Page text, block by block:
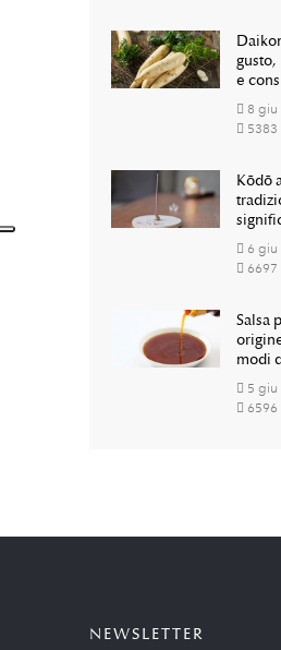
gusto,
e
8 giu
5383
Kōdō
6 giu
6697
Salsa
modi
5 giu
6596
NEWSLETTER